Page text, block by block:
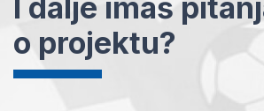
o projektu?